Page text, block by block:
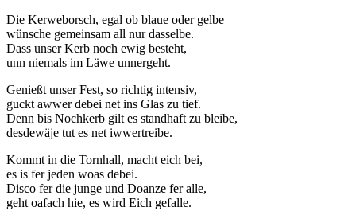
Die Kerweborsch, egal ob blaue oder gelbe
wünsche gemeinsam all nur dasselbe.
Dass unser Kerb noch ewig besteht,
unn niemals im Läwe unnergeht.
Genießt unser Fest, so richtig intensiv,
guckt awwer debei net ins Glas zu tief.
Denn bis Nochkerb gilt es standhaft zu bleibe,
desdewäje tut es net iwwertreibe.
Kommt in die Tornhall, macht eich bei,
es is fer jeden woas debei.
Disco fer die junge und Doanze fer alle,
geht oafach hie, es wird Eich gefalle.